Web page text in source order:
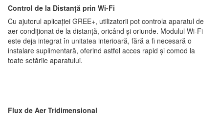
Control de la Distanță prin Wi-Fi
Cu ajutorul aplicației GREE+, utilizatorii pot controla aparatul de
aer condiționat de la distanță, oricând și oriunde. Modulul Wi-Fi
este deja integrat în unitatea interioară, fără a fi necesară o
instalare suplimentară, oferind astfel acces rapid și comod la
toate setările aparatului.
Flux de Aer Tridimensional